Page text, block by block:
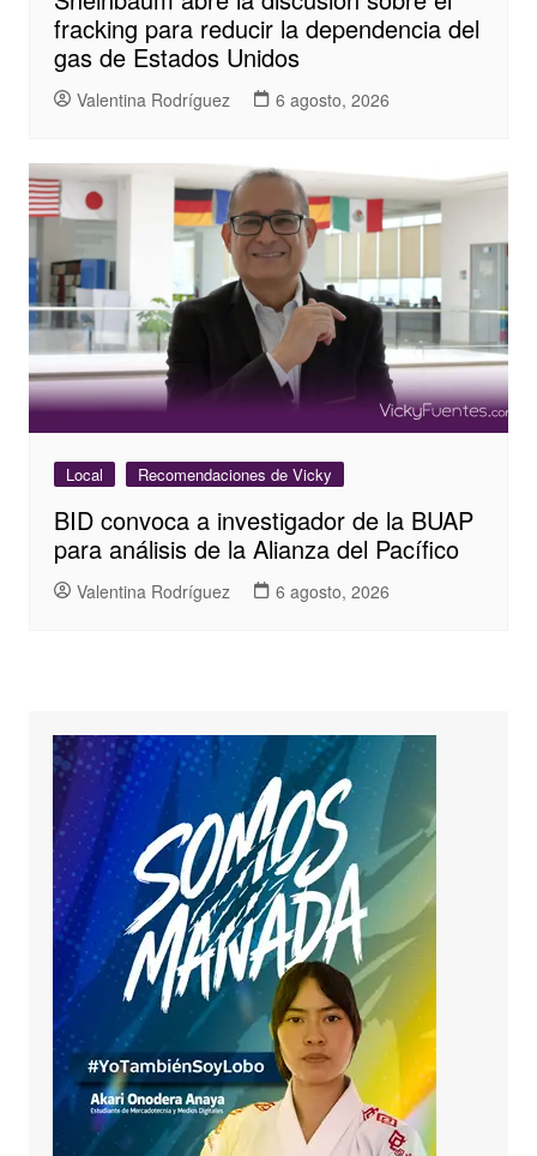
fracking para reducir la dependencia del
gas de Estados Unidos
Valentina Rodríguez 6 agosto, 2026
Local Recomendaciones de Vicky
BID convoca a investigador de la BUAP
para análisis de la Alianza del Pacífico
Valentina Rodríguez 6 agosto, 2026